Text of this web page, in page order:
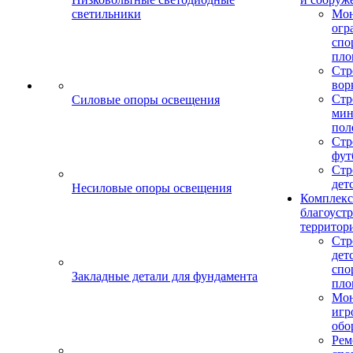
светильники
Силовые опоры освещения
Несиловые опоры освещения
Закладные детали для фундамента